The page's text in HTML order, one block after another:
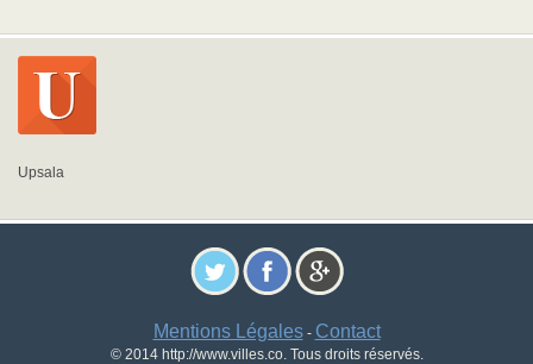
Upsala
Mentions Légales- Contact
© 2014 http://www.villes.co. Tous droits réservés.